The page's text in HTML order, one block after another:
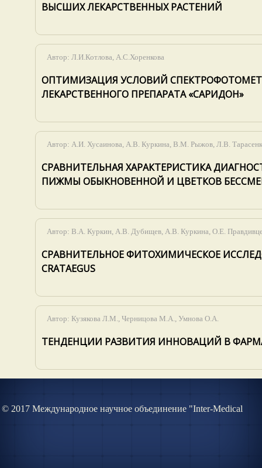
ВЫСШИХ ЛЕКАРСТВЕННЫХ РАСТЕНИЙ
Автор: Л.И.Котлова, А.С.Хоренкова
ОПТИМИЗАЦИЯ УСЛОВИЙ
ЛЕКАРСТВЕННОГО ПРЕПАРАТА «САРИДОН»
Автор: А.И. Хусаинова, А.В. Куркина, В.М. Рыжов, Л.В.
СРАВНИТЕЛЬНАЯ ХАРАКТЕРИСТИКА
ПИЖМЫ ОБЫКНОВЕННОЙ И ЦВЕТКОВ
Автор: В.А. Куркин, А.В. Дубищев, А.В. Куркина, О.Е.
СРАВНИТЕЛЬНОЕ ФИТОХИМИЧЕСКОЕ
CRATAEGUS
Автор: Кузякова Л.М., Черницова М.А., Умнова О.А.
ТЕНДЕНЦИИ РАЗВИТИЯ ИННОВАЦИЙ В
© 2017 Международное научное объединение "Inter-Medical